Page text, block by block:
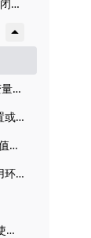
在 Compose 中控制启动和关闭顺序
Docker Compose 中环境变量的优先级
在 Docker Compose 中设置或更改预定义的环境变量
在 Compose 文件中通过插值设置、使用和管理变量
在 Docker Compose 中使用环境变量的最佳实践
如何在 Docker Compose 中使用密钥